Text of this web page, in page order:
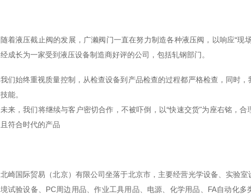
随着液压截止阀的发展，广濑阀门一直在努力制造各种液压阀，以响应“现
经成长为一家受到液压设备制造商好评的公司，包括轧钢部门。
我们始终重视质量控制，从检查设备到产品检查的过程都严格检查，同时
技能。
未来，我们将继续与客户密切合作，不被吓倒，以“快速交货"为座右铭，
且符合时代的产品
北崎国际贸易（北京）有限公司坐落于北京市，主要经营光学设备、实验
境试验设备、PC周边用品、作业工具用品、电源、化学用品、FA自动化